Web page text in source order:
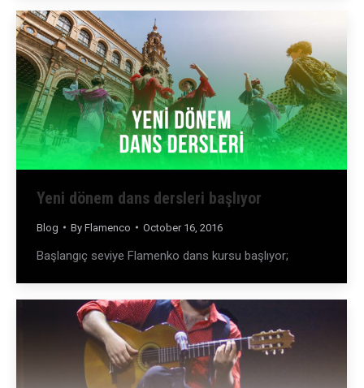
Yeni dönem dans dersleri başlıyor
Blog By Flamenco October 16, 2016
Başlangıç seviye Flamenko dans kursu başlıyor;